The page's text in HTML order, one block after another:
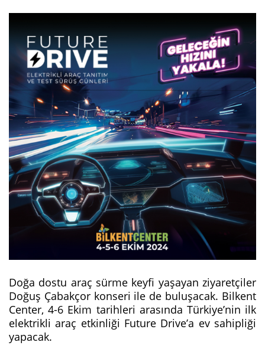
Doğa dostu araç sürme keyfi yaşayan ziyaretçiler
Doğuş Çabakçor konseri ile de buluşacak. Bilkent
Center, 4-6 Ekim tarihleri arasında Türkiye’nin ilk
elektrikli araç etkinliği Future Drive’a ev sahipliği
yapacak.